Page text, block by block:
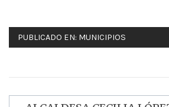
PUBLICADO EN: MUNICIPIOS